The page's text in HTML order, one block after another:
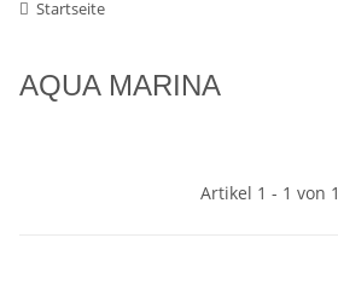
Startseite
AQUA MARINA
Artikel 1 - 1 von 1